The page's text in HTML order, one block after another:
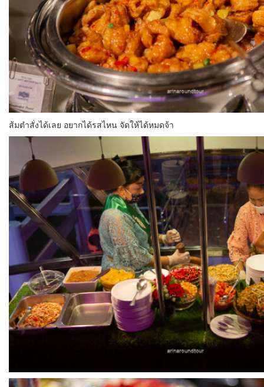
ส้มตำสั่งได้เลย อยากได้รสไหน จัดให้ได้หมดจ้า